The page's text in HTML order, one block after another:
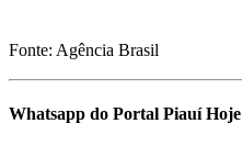
Fonte: Agência Brasil
Whatsapp do Portal Piauí Hoje